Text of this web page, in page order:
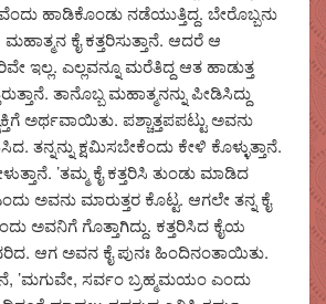
ಹಾಡಿಕೊಂಡು ನಡೆಯುತ್ತಿದ್ದ. ಬೇರೊಬ್ಬನು
ಕೈ ಕತ್ತರಿಸುತ್ತಾನೆ. ಆದರೆ ಆ
ಇಲ್ಲ. ಎಲ್ಲವನ್ನೂ ಮರೆತಿದ್ದ ಆತ ಹಾಡುತ್ತ
ತಾನೊಬ್ಬ ಮಹಾತ್ಮನನ್ನು ಪೀಡಿಸಿದ್ದು
ಅರ್ಥವಾಯಿತು. ಪಶ್ಚಾತ್ತಪಪಟ್ಟು ಅವನು
ತನ್ನನ್ನು ಕ್ಷಮಿಸಬೇಕೆಂದು ಕೇಳಿ ಕೊಳ್ಳುತ್ತಾನೆ.
’ತಮ್ಮ ಕೈ ಕತ್ತರಿಸಿ ತುಂಡು ಮಾಡಿದ
ಅವನು ಮಾರುತ್ತರ ಕೊಟ್ಟ. ಆಗಲೇ ತನ್ನ ಕೈ
ಅವನಿಗೆ ಗೊತ್ತಾಗಿದ್ದು. ಕತ್ತರಿಸಿದ ಕೈಯ
ಆಗ ಅವನ ಕೈ ಪುನಃ ಹಿಂದಿನಂತಾಯಿತು.
’ಮಗುವೇ, ಸರ್ವಂ ಬ್ರಹ್ಮಮಯಂ ಎಂದು